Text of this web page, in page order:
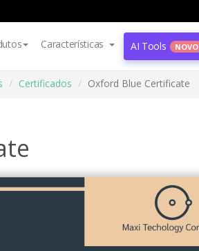
Características AI Tools NOVO
Certificados Oxford Blue Certificate